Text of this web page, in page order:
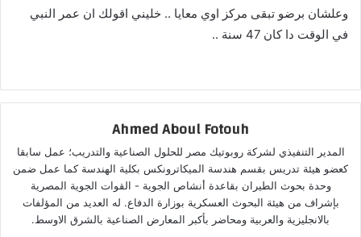
وعلشان برضو تبقى مركز اوي معايا .. خليني اقولك ان عمر النبي
في الوقت دا كان 47 سنة ..
Ahmed Aboul Fotouh
المدير التنفيذي لشركة روبوتيك مصر للحلول الصناعية والتدريب؛ عمل سابقا
كعضو هيئة تدريس بقسم هندسة الميكاترونكس بكلية الهندسة كما عمل ضمن
وحدة بحوث الطيران بقاعدة أنشاص الجوية - القوات الجوية المصرية
بإشراف من هيئة البحوث العسكرية بوزارة الدفاع. له العديد من المؤلفات
بالانجليزية والعربية ومحاضر بأكبر المعارض الصناعية بالشرق الاوسط.